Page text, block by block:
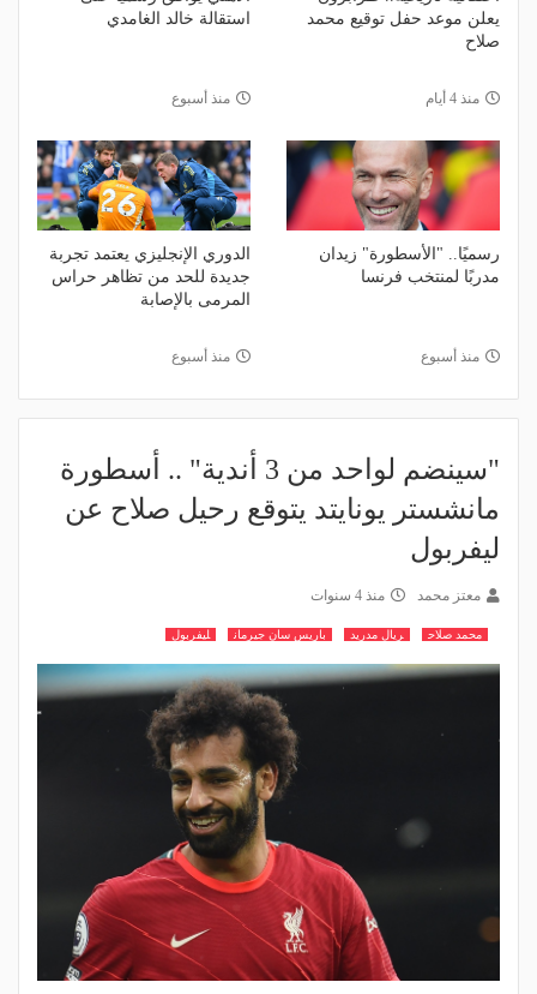
يعلن موعد حفل توقيع محمد
صلاح
منذ 4 أيام
استقالة خالد الغامدي
منذ أسبوع
رسميًا.. "الأسطورة" زيدان
مدربًا لمنتخب فرنسا
منذ أسبوع
الدوري الإنجليزي يعتمد تجربة
جديدة للحد من تظاهر حراس
المرمى بالإصابة
منذ أسبوع
"سينضم لواحد من 3 أندية" .. أسطورة
مانشستر يونايتد يتوقع رحيل صلاح عن
ليفربول
معتز محمد منذ 4 سنوات
محمد صلاح ريال مدريد باريس سان جيرمان ليفربول